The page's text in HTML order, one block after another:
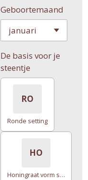
Geboortemaand
De basis voor je
steentje
RO
Ronde setting
HO
Honingraat vorm setting